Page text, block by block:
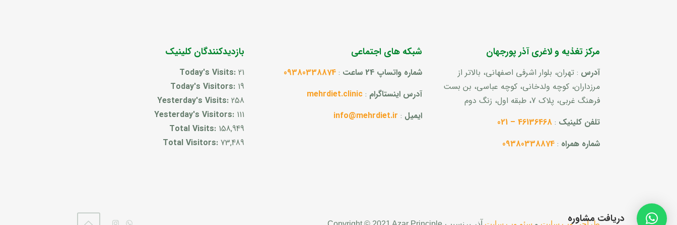
مرکز تغذیه و لاغری آذر پورجهان
آدرس : تهران، بلوار اشرفی اصفهانی، بالاتر از
مرزداران، کوچه ولدخانی، کوچه عباسی، بن بست
فرهنگ غربی، پلاک 7، طبقه اول، زنگ دوم
تلفن کلینیک :
46136468 – 021
شماره همراه :
09380338874
شبکه های اجتماعی
شماره واتساپ 24 ساعت :
09380338874
آدرس اینستاگرام :
mehrdiet.clinic
ایمیل :
info@mehrdiet.ir
بازدیدکنندگان کلینیک
Today's Visits: 21
Today's Visitors: 19
Yesterday's Visits: 258
Yesterday's Visitors: 111
Total Visits: 158,949
Total Visitors: 73,489
دریافت مشاوره